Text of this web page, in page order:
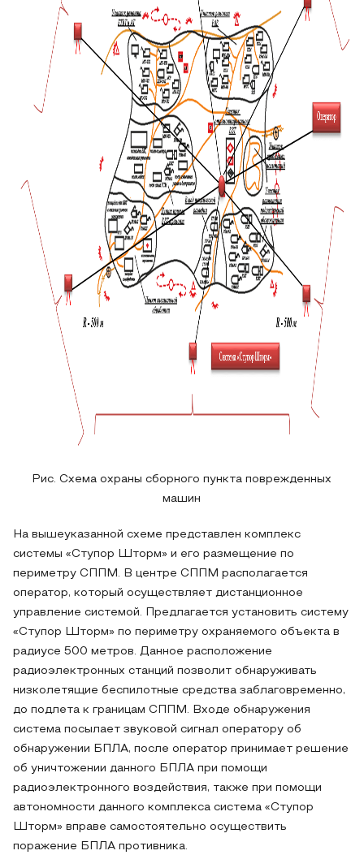
Рис. Схема охраны сборного пункта поврежденных
машин
На вышеуказанной схеме представлен комплекс
системы «Ступор Шторм» и его размещение по
периметру СППМ. В центре СППМ располагается
оператор, который осуществляет дистанционное
управление системой. Предлагается установить систему
«Ступор Шторм» по периметру охраняемого объекта в
радиусе 500 метров. Данное расположение
радиоэлектронных станций позволит обнаруживать
низколетящие беспилотные средства заблаговременно,
до подлета к границам СППМ. Входе обнаружения
система посылает звуковой сигнал оператору об
обнаружении БПЛА, после оператор принимает решение
об уничтожении данного БПЛА при помощи
радиоэлектронного воздействия, также при помощи
автономности данного комплекса система «Ступор
Шторм» вправе самостоятельно осуществить
поражение БПЛА противника.